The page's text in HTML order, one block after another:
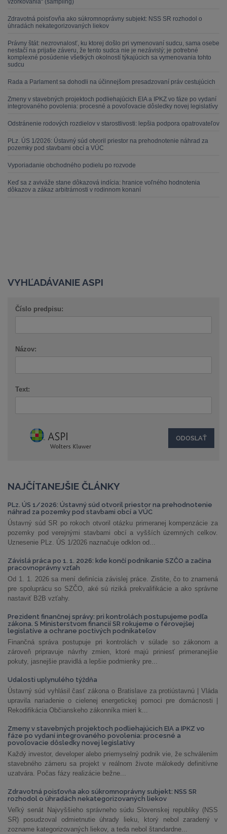
vzorkovania“ (sampling)
Zdravotná poisťovňa ako súkromnoprávny subjekt: NSS SR rozhodol o
úhradách nekategorizovaných liekov
Právny štát: nezrovnalosť, ku ktorej došlo pri vymenovaní sudcu, sama osebe
nestačí na prijatie záveru, že tento sudca nie je nezávislý; je potrebné
komplexné posúdenie všetkých okolností týkajúcich sa vymenovania tohto
sudcu
Rada a Parlament sa dohodli na účinnejšom presadzovaní práv cestujúcich
Zmeny v stavebných projektoch podliehajúcich EIA a IPKZ vo fáze po vydaní
integrovaného povolenia: procesné a povoľovacie dôsledky novej legislatívy
Odstránenie rodových rozdielov v starostlivosti: lepšia podpora opatrovateľov
PLz. ÚS 1/2026: Ústavný súd otvoril priestor na prehodnotenie náhrad za
pozemky pod stavbami obcí a VÚC
Vyporiadanie obchodného podielu po rozvode
Keď sa z aviváže stane dôkazová indícia: hranice voľného hodnotenia
dôkazov a zákaz arbitrárnosti v rodinnom konaní
VYHĽADÁVANIE ASPI
Číslo predpisu:
Názov:
Text:
NAJČÍTANEJŠIE ČLÁNKY
PLz. ÚS 1/2026: Ústavný súd otvoril priestor na prehodnotenie
náhrad za pozemky pod stavbami obcí a VÚC
Ústavný súd SR po rokoch otvoril otázku primeranej kompenzácie za
pozemky pod verejnými stavbami obcí a vyšších územných celkov.
Uznesenie PLz. ÚS 1/2026 naznačuje odklon od...
Závislá práca po 1. 1. 2026: kde končí podnikanie SZČO a začína
pracovnoprávny vzťah
Od 1. 1. 2026 sa mení definícia závislej práce. Zistite, čo to znamená
pre spoluprácu so SZČO, aké sú riziká prekvalifikácie a ako správne
nastaviť B2B vzťahy.
Prezident finančnej správy: pri kontrolách postupujeme podľa
zákona. S Ministerstvom financií SR rokujeme o férovejšej
legislatíve a ochrane poctivých podnikateľov
Finančná správa postupuje pri kontrolách v súlade so zákonom a
zároveň pripravuje návrhy zmien, ktoré majú priniesť primeranejšie
pokuty, jasnejšie pravidlá a lepšie podmienky pre...
Udalosti uplynulého týždňa
Ústavný súd vyhlásil časť zákona o Bratislave za protiústavnú | Vláda
upravila nariadenie o cielenej energetickej pomoci pre domácnosti |
Rekodifikácia Občianskeho zákonníka mieri k...
Zmeny v stavebných projektoch podliehajúcich EIA a IPKZ vo
fáze po vydaní integrovaného povolenia: procesné a
povoľovacie dôsledky novej legislatívy
Každý investor, developer alebo priemyselný podnik vie, že schválením
stavebného zámeru sa projekt v reálnom živote málokedy definitívne
uzatvára. Počas fázy realizácie bežne...
Zdravotná poisťovňa ako súkromnoprávny subjekt: NSS SR
rozhodol o úhradách nekategorizovaných liekov
Veľký senát Najvyššieho správneho súdu Slovenskej republiky (NSS
SR) posudzoval odmietnutie úhrady lieku, ktorý nebol zaradený v
zozname kategorizovaných liekov, a teda nebol štandardne...